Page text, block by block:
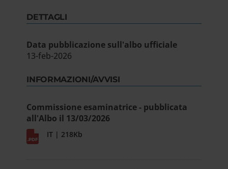
DETTAGLI
Data pubblicazione sull'albo ufficiale
13-feb-2026
INFORMAZIONI/AVVISI
Commissione esaminatrice - pubblicata
all'Albo il 13/03/2026
IT | 218Kb